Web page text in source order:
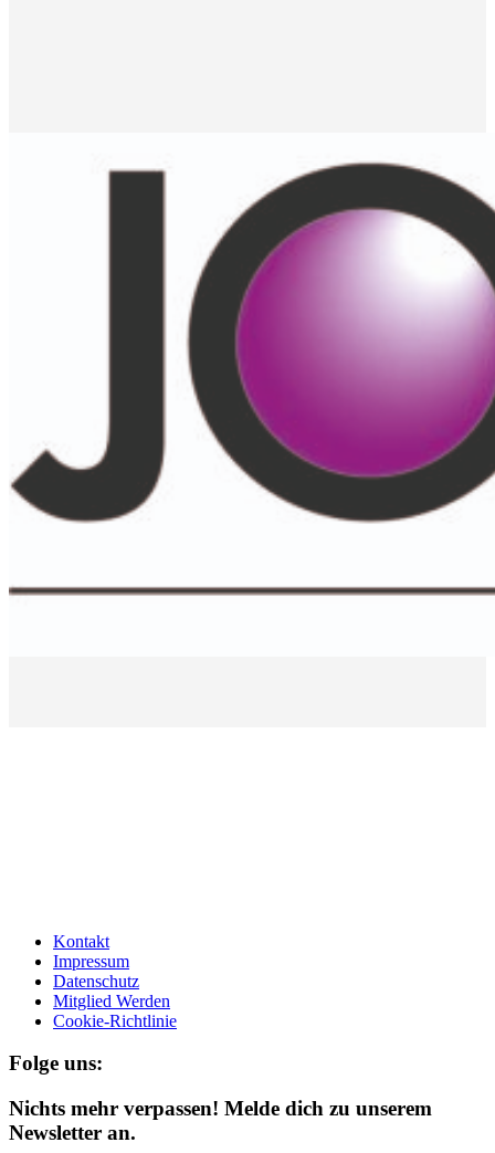
Kontakt
Impressum
Datenschutz
Mitglied Werden
Cookie-Richtlinie
Folge uns:
Nichts mehr verpassen! Melde dich zu unserem
Newsletter an.